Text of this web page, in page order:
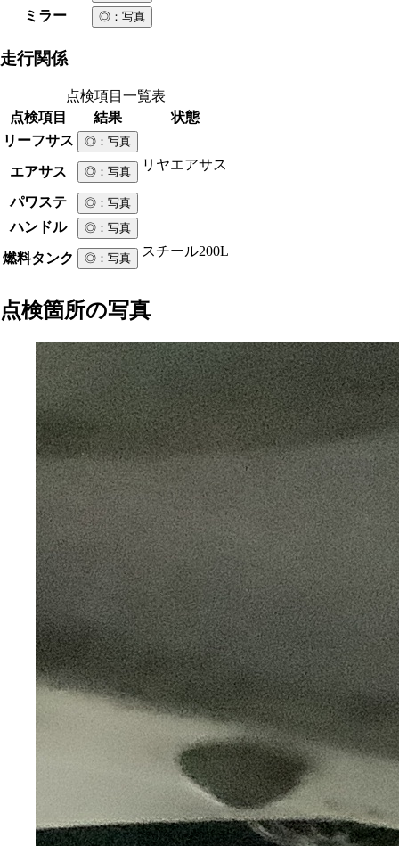
ミラー ◎ ：写真
走行関係
点検項目一覧表
点検項目
結果
状態
リーフサス
◎ ：写真
エアサス ◎ ：写真 リヤエアサス
パワステ ◎ ：写真
ハンドル ◎ ：写真
燃料タンク ◎ ：写真 スチール200L
点検箇所の写真